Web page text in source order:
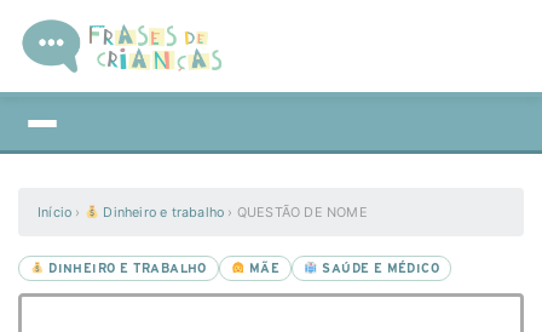
Início › Dinheiro e trabalho › QUESTÃO DE NOME
DINHEIRO E TRABALHO MÃE SAÚDE E MÉDICO